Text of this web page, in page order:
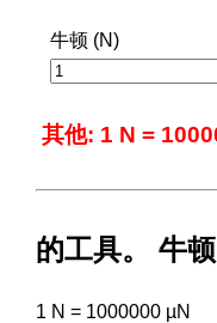
牛顿 (N)
其他: 1 N =
的工具。 牛
1 N = 1000000 µN